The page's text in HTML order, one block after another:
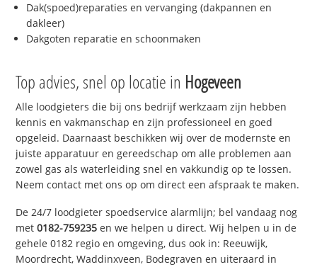
Dak(spoed)reparaties en vervanging (dakpannen en
dakleer)
Dakgoten reparatie en schoonmaken
Top advies, snel op locatie in Hogeveen
Alle loodgieters die bij ons bedrijf werkzaam zijn hebben
kennis en vakmanschap en zijn professioneel en goed
opgeleid. Daarnaast beschikken wij over de modernste en
juiste apparatuur en gereedschap om alle problemen aan
zowel gas als waterleiding snel en vakkundig op te lossen.
Neem contact met ons op om direct een afspraak te maken.
De 24/7 loodgieter spoedservice alarmlijn; bel vandaag nog
met0182-759235 en we helpen u direct. Wij helpen u in de
gehele 0182 regio en omgeving, dus ook in: Reeuwijk,
Moordrecht, Waddinxveen, Bodegraven en uiteraard in